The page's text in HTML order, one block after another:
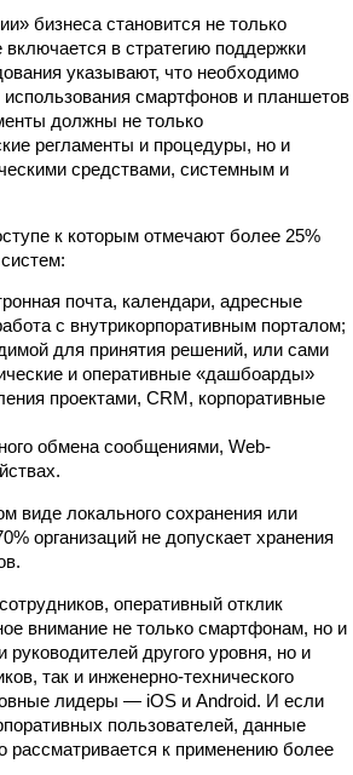
бизнеса становится не только
в стратегию поддержки
указывают, что необходимо
смартфонов и планшетов
должны не только
регламенты и процедуры, но и
средствами, системным и
к которым отмечают более 25%
почта, календари, адресные
с внутрикорпоративным порталом;
для принятия решений, или сами
и оперативные «дашбоарды»
проектами, CRM, корпоративные
обмена сообщениями, Web-
виде локального сохранения или
организаций не допускает хранения
оперативный отклик
внимание не только смартфонам, но и
другого уровня, но и
так и инженерно-технического
лидеры — iOS и Android. И если
пользователей, данные
рассматривается к применению более